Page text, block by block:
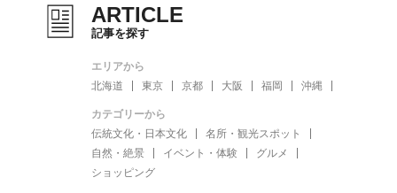
ARTICLE
記事を探す
エリアから
北海道
東京 京都 大阪 福岡 沖縄
カテゴリーから
伝統文化・日本文化
名所・観光スポット
自然・絶景
イベント・体験
グルメ
ショッピング